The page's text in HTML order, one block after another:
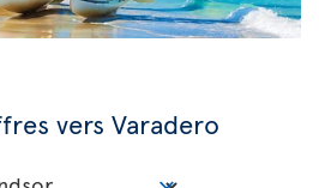
vers Varadero